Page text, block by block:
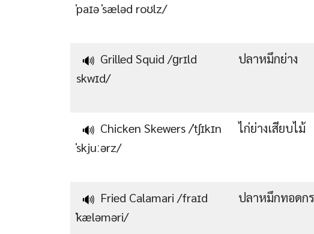
ˈpaɪə ˈsæləd roʊlz/
🔊 Grilled Squid /ɡrɪld
skwɪd/
ปลาหมึกย่าง
🔊 Chicken Skewers /ˈtʃɪkɪn
ˈskjuːərz/
ไก่ย่างเสียบไม้
🔊 Fried Calamari /fraɪd
ˈkæləməri/
ปลาหมึกทอดก